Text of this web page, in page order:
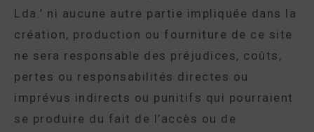
Lda.’ ni aucune autre partie impliquée dans la
création, production ou fourniture de ce site
ne sera responsable des préjudices, coûts,
pertes ou responsabilités directes ou
imprévus indirects ou punitifs qui pourraient
se produire du fait de l’accès ou de